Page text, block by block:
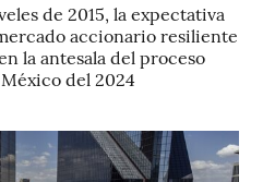
de 2015, la expectativa
accionario resiliente
la antesala del proceso
del 2024